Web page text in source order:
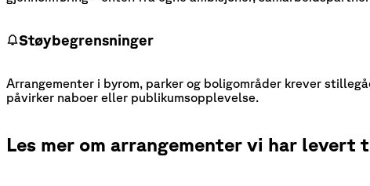
Støybegrensninger
Arrangementer i byrom, parker og boligområder krever
påvirker naboer eller publikumsopplevelse.
Les mer om arrangementer vi har